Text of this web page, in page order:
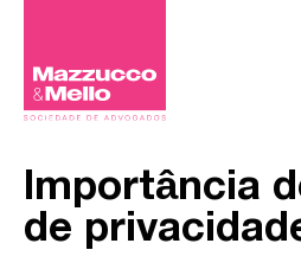
Importância
de